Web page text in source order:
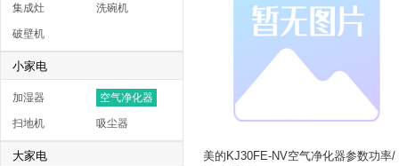
集成灶 洗碗机
破壁机
小家电
加湿器 空气净化器
扫地机 吸尘器
大家电
美的KJ30FE-NV空气净化器参数功率/